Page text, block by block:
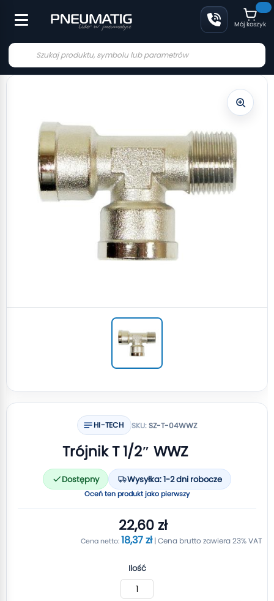
Mój koszyk
HI-TECH SKU:SZ-T-04WWZ
Trójnik T 1/2″ WWZ
Dostępny Wysyłka: 1-2 dni robocze
Oceń ten produkt jako pierwszy
22,60 zł
18,37 zł
Ilość